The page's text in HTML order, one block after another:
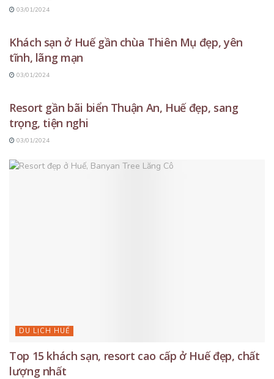
03/01/2024
Khách sạn ở Huế gần chùa Thiên Mụ đẹp, yên
tĩnh, lãng mạn
03/01/2024
Resort gần bãi biển Thuận An, Huế đẹp, sang
trọng, tiện nghi
03/01/2024
DU LỊCH HUẾ
Top 15 khách sạn, resort cao cấp ở Huế đẹp, chất
lượng nhất